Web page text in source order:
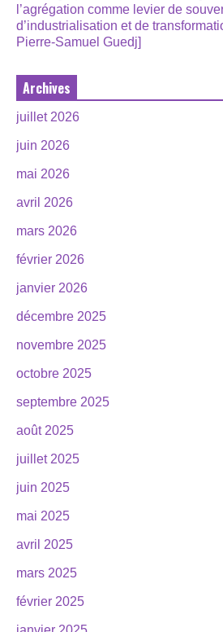
l’agrégation comme levier de
d’industrialisation et de
Pierre-Samuel Guedj]
Archives
juillet 2026
juin 2026
mai 2026
avril 2026
mars 2026
février 2026
janvier 2026
décembre 2025
novembre 2025
octobre 2025
septembre 2025
août 2025
juillet 2025
juin 2025
mai 2025
avril 2025
mars 2025
février 2025